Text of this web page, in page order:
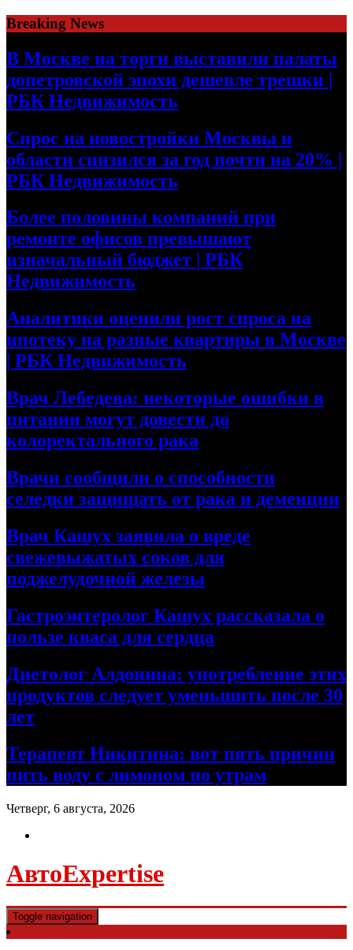
Skip
to
content
Breaking News
В Москве на торги выставили палаты
допетровской эпохи дешевле трешки |
РБК Недвижимость
Спрос на новостройки Москвы и
области снизился за год почти на 20% |
РБК Недвижимость
Более половины компаний при
ремонте офисов превышают
изначальный бюджет | РБК
Недвижимость
Аналитики оценили рост спроса на
ипотеку на разные квартиры в Москве
| РБК Недвижимость
Врач Лебедева: некоторые ошибки в
питании могут довести до
колоректального рака
Врачи сообщили о способности
селедки защищать от рака и деменции
Врач Кашух заявила о вреде
свежевыжатых соков для
поджелудочной железы
Гастроэнтеролог Кашух рассказала о
пользе кваса для сердца
Диетолог Алдонина: употребление этих
продуктов следует уменьшить после 30
лет
Терапевт Никитина: вот пять причин
пить воду с лимоном по утрам
Четверг, 6 августа, 2026
АвтоExpertise
Toggle navigation